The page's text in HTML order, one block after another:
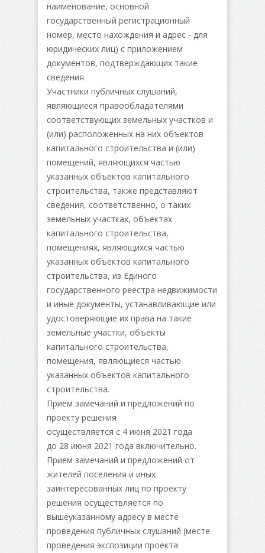
наименование, основной
государственный регистрационный
номер, место нахождения и адрес - для
юридических лиц) с приложением
документов, подтверждающих такие
сведения.
Участники публичных слушаний,
являющиеся правообладателями
соответствующих земельных участков и
(или) расположенных на них объектов
капитального строительства и (или)
помещений, являющихся частью
указанных объектов капитального
строительства, также представляют
сведения, соответственно, о таких
земельных участках, объектах
капитального строительства,
помещениях, являющихся частью
указанных объектов капитального
строительства, из Единого
государственного реестра недвижимости
и иные документы, устанавливающие или
удостоверяющие их права на такие
земельные участки, объекты
капитального строительства,
помещения, являющиеся частью
указанных объектов капитального
строительства.
Прием замечаний и предложений по
проекту решения
осуществляется с 4 июня 2021 года
до 28 июня 2021 года включительно.
Прием замечаний и предложений от
жителей поселения и иных
заинтересованных лиц по проекту
решения осуществляется по
вышеуказанному адресу в месте
проведения публичных слушаний (месте
проведения экспозиции проекта